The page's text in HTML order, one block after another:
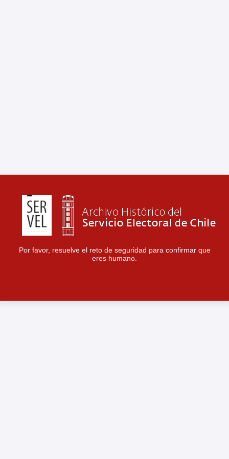
Por favor, resuelve el reto de seguridad para confirmar que
eres humano.